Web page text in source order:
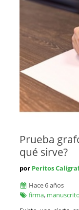
Prueba
qué sirve?
por Peritos
Hace 6 años
firma,